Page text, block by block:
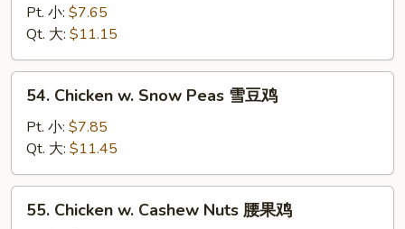
Black
Bean
Sauce
Pt. 小: $7.65
Qt. 大: $11.15
Chicken
Snow
Peas
雪
54. Chicken w. Snow Peas 雪豆鸡
Pt. 小: $7.85
Qt. 大: $11.45
Chicken
55. Chicken w. Cashew Nuts 腰果鸡